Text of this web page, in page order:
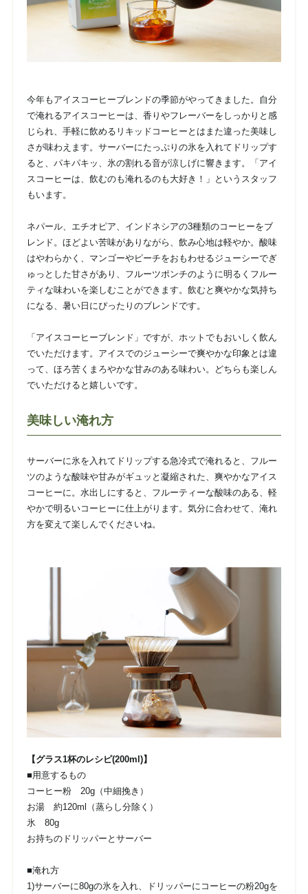
今年もアイスコーヒーブレンドの季節がやってきました。自分
で淹れるアイスコーヒーは、香りやフレーバーをしっかりと感
じられ、手軽に飲めるリキッドコーヒーとはまた違った美味し
さが味わえます。サーバーにたっぷりの氷を入れてドリップす
ると、パキパキッ、氷の割れる音が涼しげに響きます。「アイ
スコーヒーは、飲むのも淹れるのも大好き！」というスタッフ
もいます。
ネパール、エチオピア、インドネシアの3種類のコーヒーをブ
レンド。ほどよい苦味がありながら、飲み心地は軽やか。酸味
はやわらかく、マンゴーやピーチをおもわせるジューシーでぎ
ゅっとした甘さがあり、フルーツポンチのように明るくフルー
ティな味わいを楽しむことができます。飲むと爽やかな気持ち
になる、暑い日にぴったりのブレンドです。
「アイスコーヒーブレンド」ですが、ホットでもおいしく飲ん
でいただけます。アイスでのジューシーで爽やかな印象とは違
って、ほろ苦くまろやかな甘みのある味わい。どちらも楽しん
でいただけると嬉しいです。
美味しい淹れ方
サーバーに氷を入れてドリップする急冷式で淹れると、フルー
ツのような酸味や甘みがギュッと凝縮された、爽やかなアイス
コーヒーに。水出しにすると、フルーティーな酸味のある、軽
やかで明るいコーヒーに仕上がります。気分に合わせて、淹れ
方を変えて楽しんでくださいね。
【グラス1杯のレシピ(200ml)】
■用意するもの
コーヒー粉 20g（中細挽き）
お湯 約120ml（蒸らし分除く）
氷 80g
お持ちのドリッパーとサーバー
■淹れ方
1)サーバーに80gの氷を入れ、ドリッパーにコーヒーの粉20gを